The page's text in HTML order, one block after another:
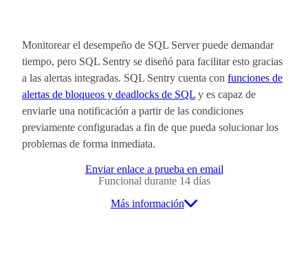
Monitorear el desempeño de SQL Server puede demandar
tiempo, pero SQL Sentry se diseñó para facilitar esto gracias
a las alertas integradas. SQL Sentry cuenta con funciones de
alertas de bloqueos y deadlocks de SQL y es capaz de
enviarle una notificación a partir de las condiciones
previamente configuradas a fin de que pueda solucionar los
problemas de forma inmediata.
Enviar enlace a prueba en email
Funcional durante 14 días
Más información